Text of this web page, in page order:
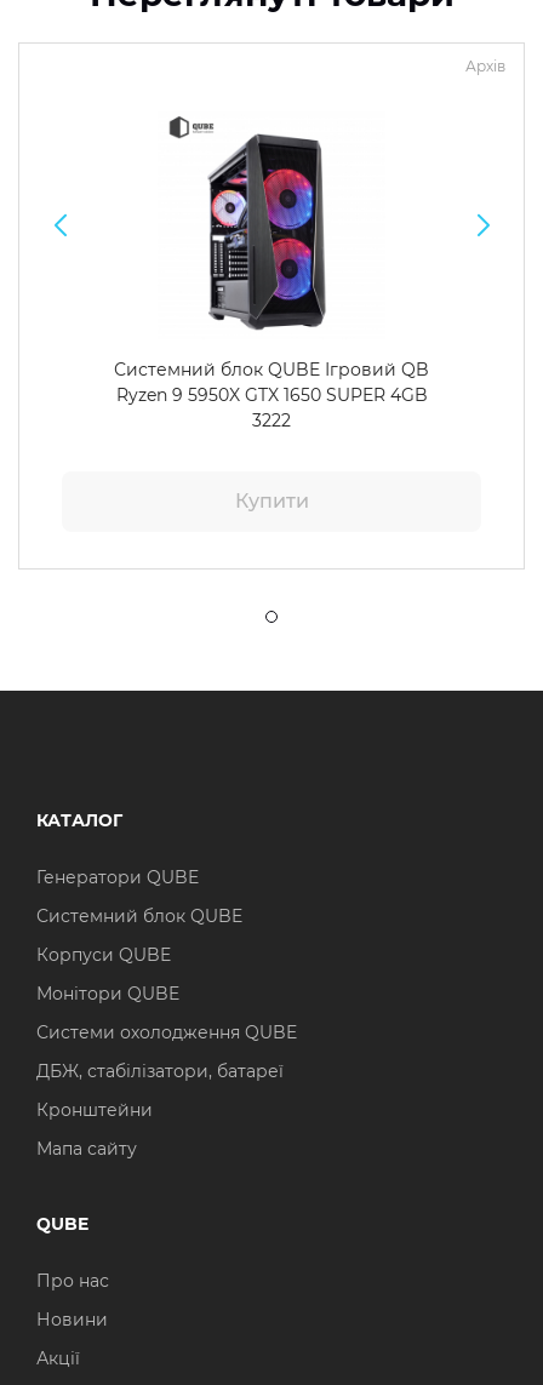
Архів
Системний блок QUBE Ігровий QB
Ryzen 9 5950X GTX 1650 SUPER 4GB
3222
Купити
КАТАЛОГ
Генератори QUBE
Системний блок QUBE
Корпуси QUBE
Монітори QUBE
Системи охолодження QUBE
ДБЖ, стабілізатори, батареї
Кронштейни
Мапа сайту
QUBE
Про нас
Новини
Акції